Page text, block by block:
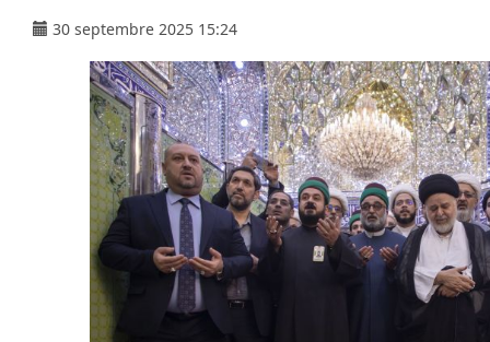
30 septembre 2025 15:24